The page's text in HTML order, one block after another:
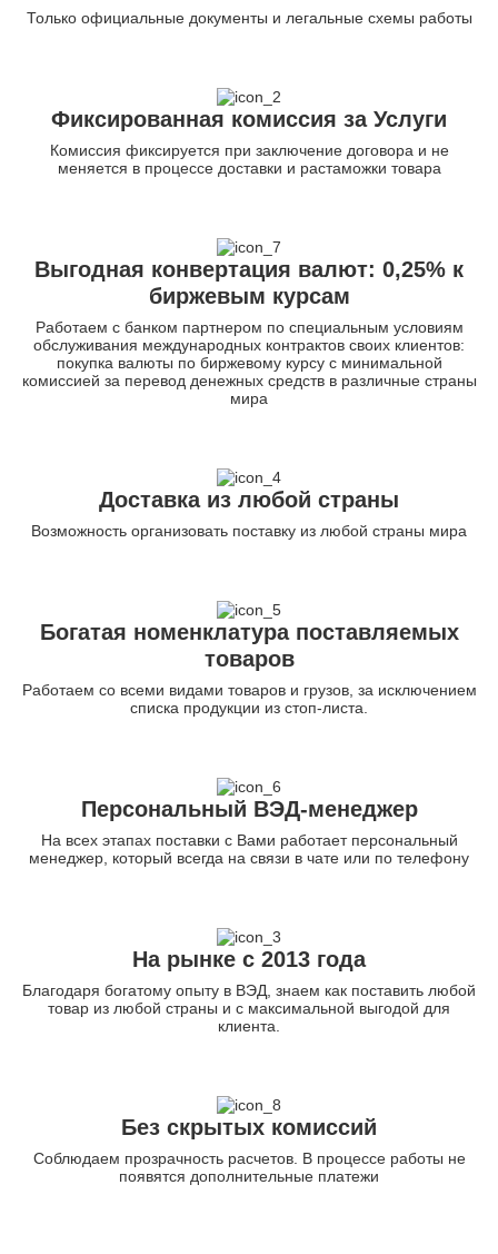
Только официальные документы и легальные схемы работы
Фиксированная комиссия за Услуги
Комиссия фиксируется при заключение договора и не
меняется в процессе доставки и растаможки товара
Выгодная конвертация валют: 0,25% к
биржевым курсам
Работаем с банком партнером по специальным условиям
обслуживания международных контрактов своих клиентов:
покупка валюты по биржевому курсу с минимальной
комиссией за перевод денежных средств в различные страны
мира
Доставка из любой страны
Возможность организовать поставку из любой страны мира
Богатая номенклатура поставляемых
товаров
Работаем со всеми видами товаров и грузов, за исключением
списка продукции из стоп-листа.
Персональный ВЭД-менеджер
На всех этапах поставки с Вами работает персональный
менеджер, который всегда на связи в чате или по телефону
На рынке с 2013 года
Благодаря богатому опыту в ВЭД, знаем как поставить любой
товар из любой страны и с максимальной выгодой для
клиента.
Без скрытых комиссий
Соблюдаем прозрачность расчетов. В процессе работы не
появятся дополнительные платежи